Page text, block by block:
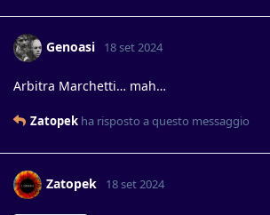
Genoasi 18 set 2024
Arbitra Marchetti… mah…
Zatopek ha risposto a questo messaggio
Zatopek 18 set 2024